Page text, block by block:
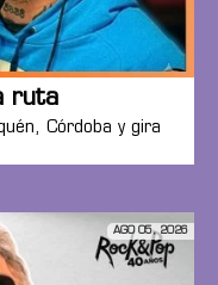
ruta
Córdoba y gira
AGO 05, 2026